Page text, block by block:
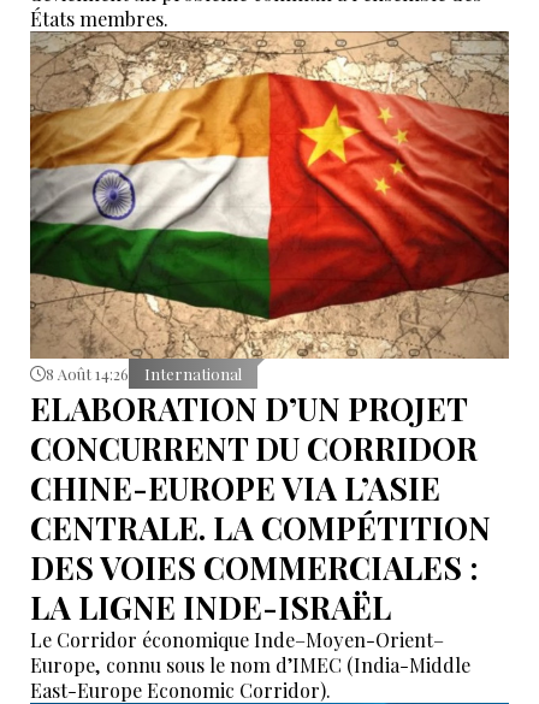
États membres.
8 Août 14:26 International
ELABORATION D’UN PROJET
CONCURRENT DU CORRIDOR
CHINE-EUROPE VIA L’ASIE
CENTRALE. LA COMPÉTITION
DES VOIES COMMERCIALES :
LA LIGNE INDE-ISRAËL
Le Corridor économique Inde–Moyen-Orient–
Europe, connu sous le nom d’IMEC (India-Middle
East-Europe Economic Corridor).